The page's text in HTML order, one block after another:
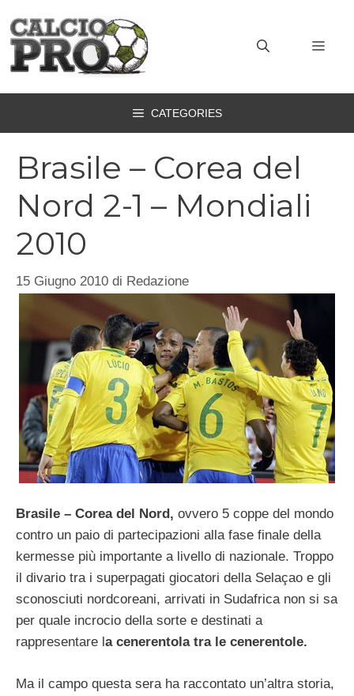
contenuto
CATEGORIES
Brasile – Corea del
Nord 2-1 – Mondiali
2010
15 Giugno 2010 di Redazione
Brasile – Corea del Nord, ovvero 5 coppe del mondo
contro un paio di partecipazioni alla fase finale della
kermesse più importante a livello di nazionale. Troppo
il divario tra i superpagati giocatori della Selaçao e gli
sconosciuti nordcoreani, arrivati in Sudafrica non si sa
per quale incrocio della sorte e destinati a
rappresentare la cenerentola tra le cenerentole.
Ma il campo questa sera ha raccontato un’altra storia,